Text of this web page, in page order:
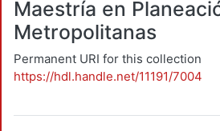
Maestría en
Metropolitanas
Permanent URI for this collection
https://hdl.handle.net/11191/7004